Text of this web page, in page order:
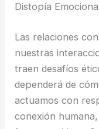
Distopía
Las relaciones
nuestras
traen desafíos
dependerá de
actuamos con
conexión